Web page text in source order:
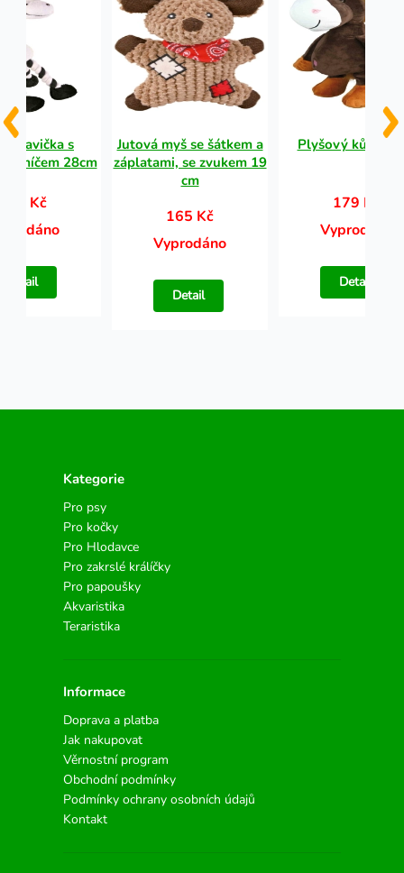
kravička s
míčem 28cm
201 Kč
Detail
Jutová myš se šátkem a
záplatami, se zvukem 19
cm
165 Kč
Vyprodáno
Detail
Plyšový kůň 32
179 Kč
Vyprodáno
Detail
Kategorie
Pro psy
Pro kočky
Pro Hlodavce
Pro zakrslé králíčky
Pro papoušky
Akvaristika
Teraristika
Informace
Doprava a platba
Jak nakupovat
Věrnostní program
Obchodní podmínky
Podmínky ochrany osobních údajů
Kontakt